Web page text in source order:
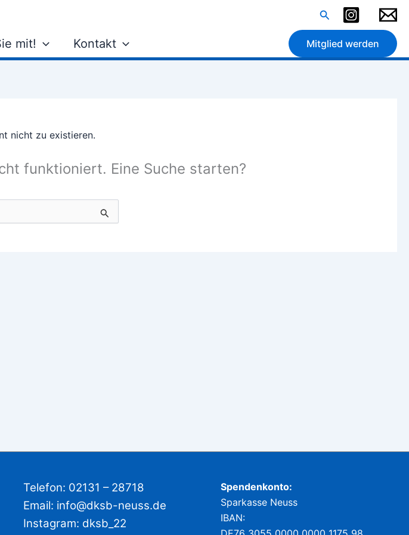
Suchen
mit! Kontakt Mitglied werden
nicht zu existieren.
funktioniert. Eine Suche starten?
Telefon: 02131 – 28718
Email: info@dksb-neuss.de
Instagram: dksb_22
Spendenkonto:
Sparkasse Neuss
IBAN: